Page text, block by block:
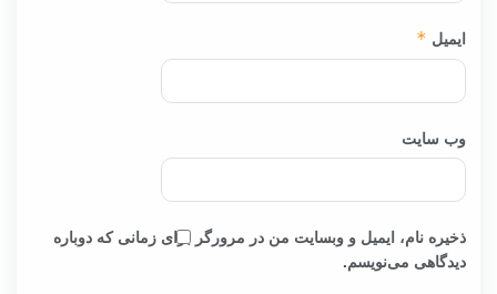
ایمیل *
وب‌ سایت
ذخیره نام، ایمیل و وبسایت من در مرورگر برای زمانی که دوباره
دیدگاهی می‌نویسم.